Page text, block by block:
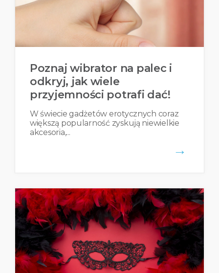
Poznaj wibrator na palec i
odkryj, jak wiele
przyjemności potrafi dać!
W świecie gadżetów erotycznych coraz
większą popularność zyskują niewielkie
akcesoria,...
→